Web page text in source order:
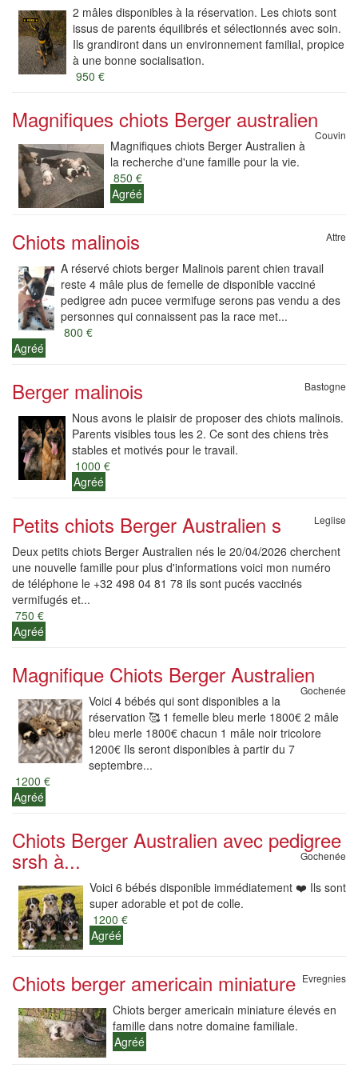
2 mâles disponibles à la réservation. Les chiots sont
issus de parents équilibrés et sélectionnés avec soin.
Ils grandiront dans un environnement familial, propice
à une bonne socialisation.
950 €
Magnifiques chiots Berger australien
Couvin
Magnifiques chiots Berger Australien à
la recherche d'une famille pour la vie.
850 €
Agréé
Chiots malinois Attre
A réservé chiots berger Malinois parent chien travail
reste 4 mâle plus de femelle de disponible vacciné
pedigree adn pucee vermifuge serons pas vendu a des
personnes qui connaissent pas la race met...
800 €
Agréé
Berger malinois Bastogne
Nous avons le plaisir de proposer des chiots malinois.
Parents visibles tous les 2. Ce sont des chiens très
stables et motivés pour le travail.
1000 €
Agréé
Petits chiots Berger Australien s Leglise
Deux petits chiots Berger Australien nés le 20/04/2026 cherchent
une nouvelle famille pour plus d'informations voici mon numéro
de téléphone le +32 498 04 81 78 ils sont pucés vaccinés
vermifugés et...
750 €
Agréé
Magnifique Chiots Berger Australien
Gochenée
Voici 4 bébés qui sont disponibles a la
réservation 🥰 1 femelle bleu merle 1800€ 2 mâle
bleu merle 1800€ chacun 1 mâle noir tricolore
1200€ Ils seront disponibles à partir du 7
septembre...
1200 €
Agréé
Chiots Berger Australien avec pedigree
srsh à... Gochenée
Voici 6 bébés disponible immédiatement ❤️ Ils sont
super adorable et pot de colle.
1200 €
Agréé
Chiots berger americain miniature Evregnies
Chiots berger americain miniature élevés en
famille dans notre domaine familiale.
Agréé